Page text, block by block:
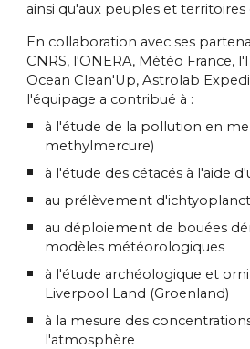
ainsi qu'aux peuples et territoires
En collaboration avec ses
CNRS, l'ONERA, Météo France,
Ocean Clean'Up, Astrolab
l'équipage a contribué à :
à l'étude de la pollution en
methylmercure)
à l'étude des cétacés à l'aide
au prélèvement
au déploiement de bouées
modèles météorologiques
à l'étude archéologique et
Liverpool Land (Groenland)
à la mesure des
l'atmosphère